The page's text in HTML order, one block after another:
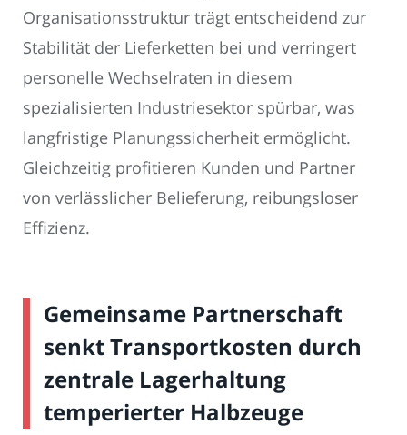
Organisationsstruktur trägt entscheidend zur
Stabilität der Lieferketten bei und verringert
personelle Wechselraten in diesem
spezialisierten Industriesektor spürbar, was
langfristige Planungssicherheit ermöglicht.
Gleichzeitig profitieren Kunden und Partner
von verlässlicher Belieferung, reibungsloser
Effizienz.
Gemeinsame Partnerschaft
senkt Transportkosten durch
zentrale Lagerhaltung
temperierter Halbzeuge